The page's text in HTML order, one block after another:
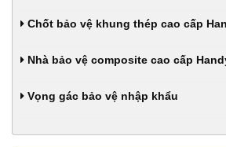
Chốt bảo vệ khung thép cao cấp
Nhà bảo vệ composite cao cấp
Vọng gác bảo vệ nhập khẩu